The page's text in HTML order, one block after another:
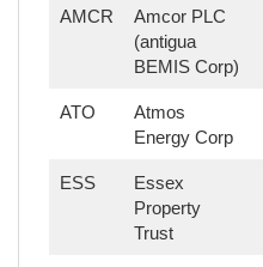
AMCR
Amcor PLC
(antigua
BEMIS Corp)
ATO
Atmos
Energy Corp
ESS
Essex
Property
Trust